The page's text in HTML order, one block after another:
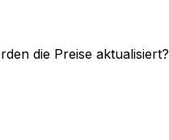
die Preise aktualisiert?